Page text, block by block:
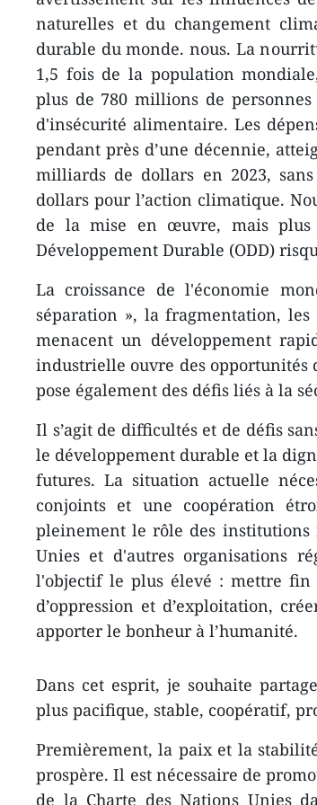
naturelles et du changement
durable du monde. nous. La
1,5 fois de la population
plus de 780 millions de
d'insécurité alimentaire. Les
pendant près d’une décennie,
milliards de dollars en 2023,
dollars pour l’action climatique.
de la mise en œuvre, mais plus
Développement Durable (ODD)
La croissance de l'économie
séparation », la fragmentation, les
menacent un développement
industrielle ouvre des
pose également des défis liés à la
Il s’agit de difficultés et de défis
le développement durable et la
futures. La situation actuelle
conjoints et une coopération
pleinement le rôle des institutions
Unies et d'autres organisations
l'objectif le plus élevé : mettre
d’oppression et d’exploitation,
apporter le bonheur à l’humanité.
Dans cet esprit, je souhaite
plus pacifique, stable, coopératif,
Premièrement, la paix et la
prospère. Il est nécessaire de
de la Charte des Nations Unies